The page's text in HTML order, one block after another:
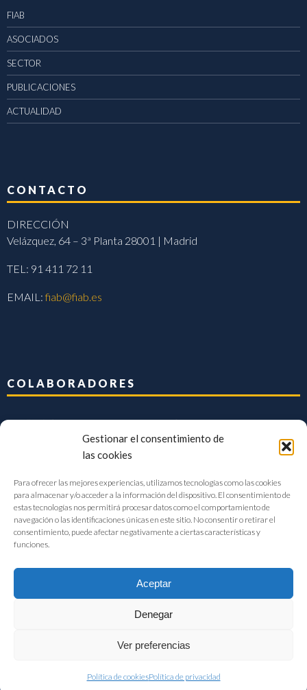
Gestionar el consentimiento de
las cookies
Para ofrecer las mejores experiencias, utilizamos tecnologías como las cookies
para almacenar y/o acceder a la información del dispositivo. El consentimiento de
estas tecnologías nos permitirá procesar datos como el comportamiento de
navegación o las identificaciones únicas en este sitio. No consentir o retirar el
consentimiento, puede afectar negativamente a ciertas características y
funciones.
Aceptar
Denegar
Ver preferencias
Política de cookiesPolítica de privacidad
FIAB
ASOCIADOS
SECTOR
PUBLICACIONES
ACTUALIDAD
CONTACTO
DIRECCIÓN
Velázquez, 64 – 3ª Planta 28001 | Madrid
TEL: 91 411 72 11
EMAIL:fiab@fiab.es
COLABORADORES
FIAB Federación Española de Industrias de la Alimentación y Bebidas